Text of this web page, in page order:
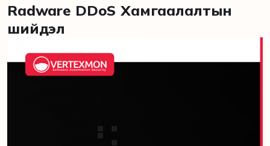
Radware DDoS Хамгаалалтын
шийдэл